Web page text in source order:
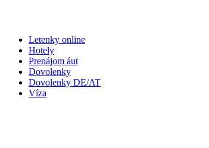
Letenky online
Hotely
Prenájom áut
Dovolenky
Dovolenky DE/AT
Víza